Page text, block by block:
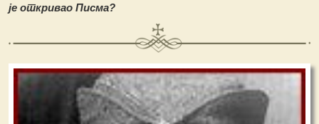
је откривао Писма?